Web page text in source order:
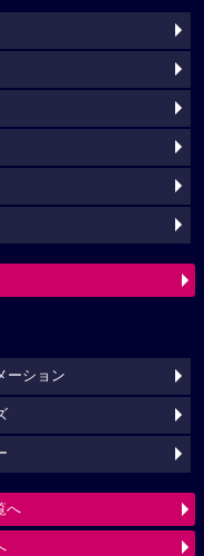
ーション
へ